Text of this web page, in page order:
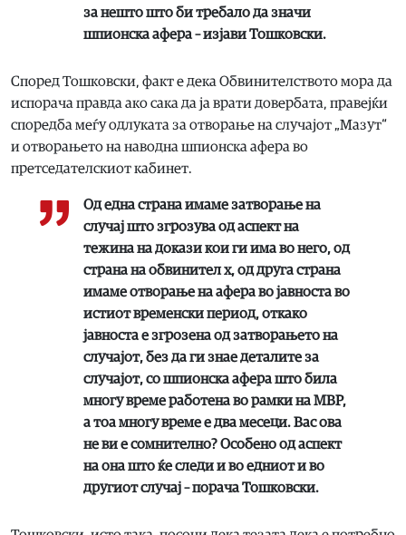
за нешто што би требало да значи
шпионска афера – изјави Тошковски.
Според Тошковски, факт е дека Обвинителството мора да
испорача правда ако сака да ја врати довербата, правејќи
споредба меѓу одлуката за отворање на случајот „Мазут“
и отворањето на наводна шпионска афера во
претседателскиот кабинет.
Од една страна имаме затворање на
случај што згрозува од аспект на
тежина на докази кои ги има во него, од
страна на обвинител х, од друга страна
имаме отворање на афера во јавноста во
истиот временски период, откако
јавноста е згрозена од затворањето на
случајот, без да ги знае деталите за
случајот, со шпионска афера што била
многу време работена во рамки на МВР,
а тоа многу време е два месеци. Вас ова
не ви е сомнително? Особено од аспект
на она што ќе следи и во едниот и во
другиот случај – порача Тошковски.